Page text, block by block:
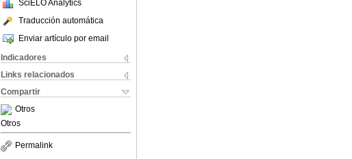
SciELO Analytics
Traducción automática
Enviar artículo por email
Indicadores
Links relacionados
Compartir
Otros
Otros
Permalink